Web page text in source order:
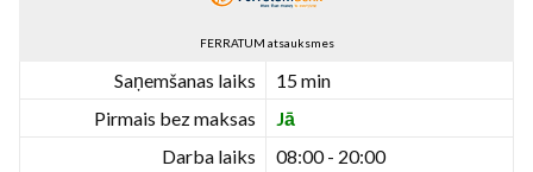
FERRATUM atsauksmes
Saņemšanas laiks
15 min
Pirmais bez maksas
Jā
Darba laiks
08:00 - 20:00